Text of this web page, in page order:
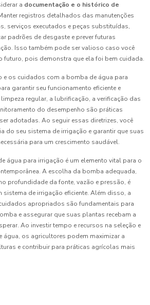
a documentação e o histórico de
registros detalhados das manutenções
serviços executados e peças substituídas,
padrões de desgaste e prever futuras
Isso também pode ser valioso caso você
futuro, pois demonstra que ela foi bem cuidada.
e os cuidados com a bomba de água para
garantir seu funcionamento eficiente e
regular, a lubrificação, a verificação das
do desempenho são práticas
adotadas. Ao seguir essas diretrizes, você
do seu sistema de irrigação e garantir que suas
para um crescimento saudável.
água para irrigação é um elemento vital para o
A escolha da bomba adequada,
profundidade da fonte, vazão e pressão, é
sistema de irrigação eficiente. Além disso, a
apropriados são fundamentais para
e assegurar que suas plantas recebam a
Ao investir tempo e recursos na seleção e
água, os agricultores podem maximizar a
e contribuir para práticas agrícolas mais